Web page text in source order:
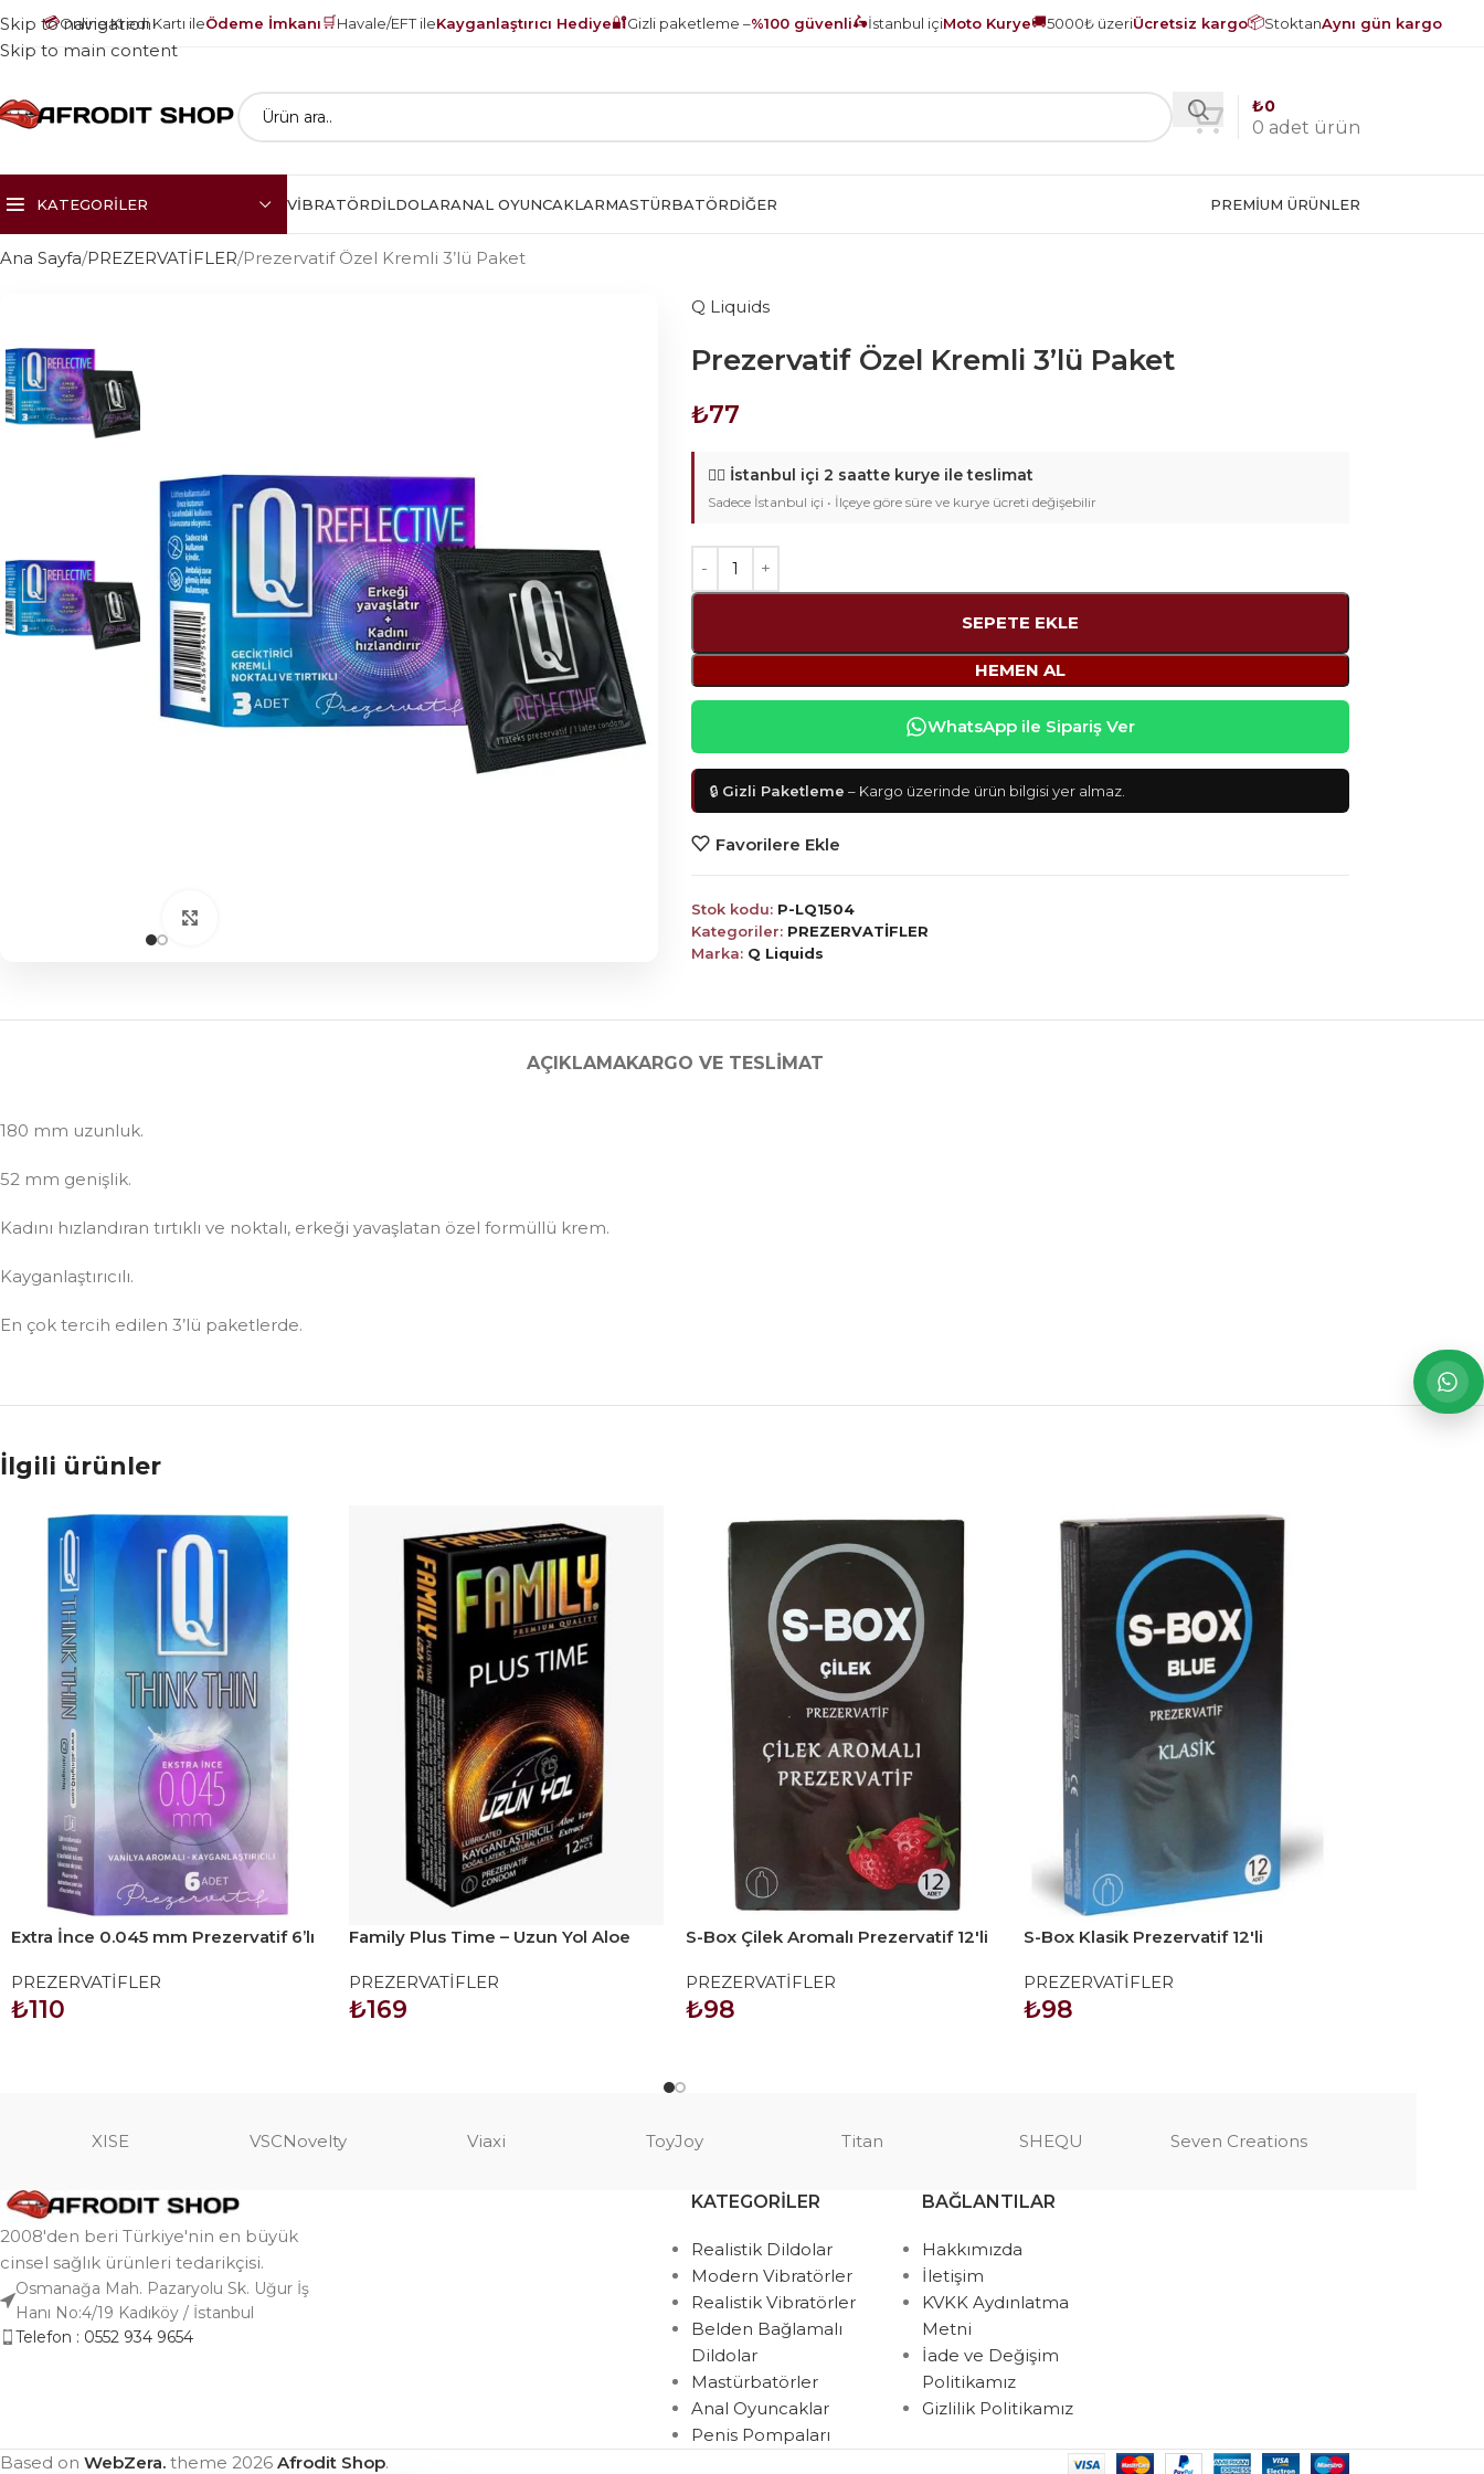
💳Online Kredi Kartı ileÖdeme İmkanı🛒Havale/EFT ileKayganlaştırıcı Hediye🔐Gizli paketleme –%100 güvenli🛵İstanbul içiMoto Kurye🚚5000₺ üzeriÜcretsiz kargo📦StoktanAynı gün kargo
Skip to navigation
Skip to main content
0 adet ürün
₺0
KATEGORILER VIBRATÖRDILDOLARANAL OYUNCAKLARMASTÜRBATÖRDIĞER PREMIUM ÜRÜNLER
Ana Sayfa PREZERVATİFLER Prezervatif Özel Kremli 3’lü Paket
Q Liquids
Prezervatif Özel Kremli 3’lü Paket
₺77
🚴‍♂️ İstanbul içi 2 saatte kurye ile teslimat
Sadece İstanbul içi • İlçeye göre süre ve kurye ücreti değişebilir
SEPETE EKLE
HEMEN AL
WhatsApp ile Sipariş Ver
🔒 Gizli Paketleme – Kargo üzerinde ürün bilgisi yer almaz.
Favorilere Ekle
Stok kodu: P-LQ1504
Kategoriler: PREZERVATİFLER
Marka: Q Liquids
AÇIKLAMAKARGO VE TESLIMAT
180 mm uzunluk.
52 mm genişlik.
Kadını hızlandıran tırtıklı ve noktalı, erkeği yavaşlatan özel formüllü krem.
Kayganlaştırıcılı.
En çok tercih edilen 3’lü paketlerde.
İlgili ürünler
Extra İnce 0.045 mm Prezervatif 6’lı
PREZERVATİFLER
₺110
Family Plus Time – Uzun Yol Aloe
PREZERVATİFLER
₺169
S-Box Çilek Aromalı Prezervatif 12'li
PREZERVATİFLER
₺98
S-Box Klasik Prezervatif 12'li
PREZERVATİFLER
₺98
XISE VSCNovelty Viaxi ToyJoy Titan SHEQU Seven Creations
2008'den beri Türkiye'nin en büyük
cinsel sağlık ürünleri tedarikçisi.
Osmanağa Mah. Pazaryolu Sk. Uğur İş
Hanı No:4/19 Kadıköy / İstanbul
Telefon : 0552 934 9654
KATEGORILER
Realistik Dildolar
Modern Vibratörler
Realistik Vibratörler
Belden Bağlamalı
Dildolar
Mastürbatörler
Anal Oyuncaklar
Penis Pompaları
BAĞLANTILAR
Hakkımızda
İletişim
KVKK Aydınlatma
Metni
İade ve Değişim
Politikamız
Gizlilik Politikamız
Based on WebZera. theme 2026 Afrodit Shop.